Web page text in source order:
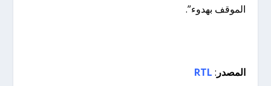
الموقف بهدوء”.
المصدر :
RTL